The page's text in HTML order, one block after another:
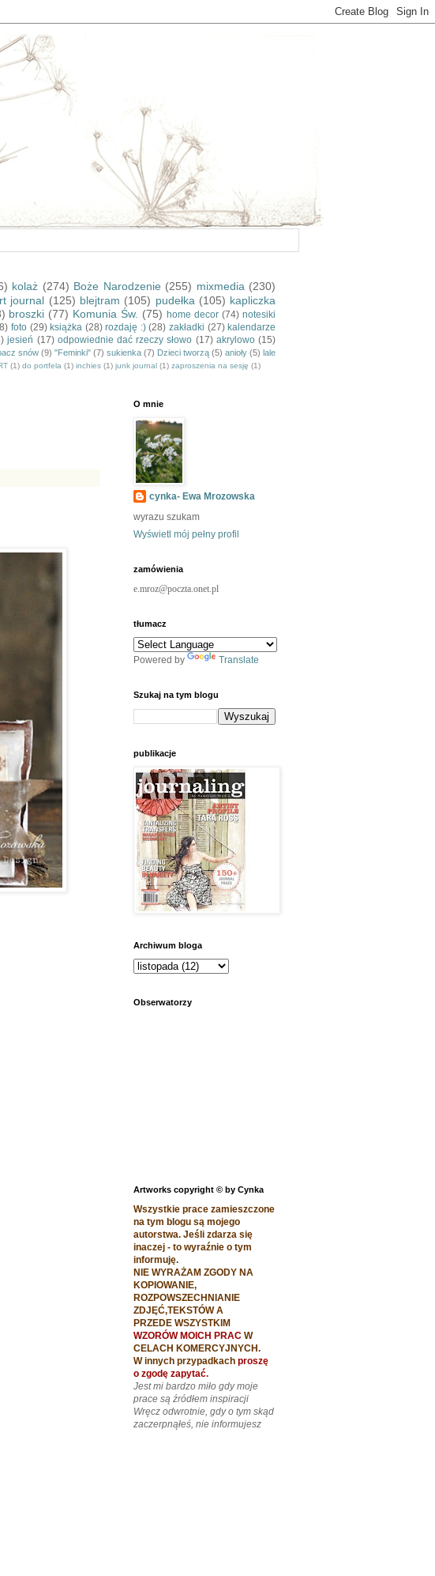
kolaż (274) Boże Narodzenie (255) mixmedia (230)
journal (125) blejtram (105) pudełka (105) kapliczka
broszki (77) Komunia Św. (75) home decor (74) notesiki
foto (29) książka (28) rozdaję :) (28) zakładki (27) kalendarze
jesień (17) odpowiednie dać rzeczy słowo (17) akrylowo (15)
snów (9) "Feminki" (7) sukienka (7) Dzieci tworzą (5) anioły (5) lale
(1) do portfela (1) inchies (1) junk journal (1) zaproszenia na sesję (1)
O mnie
cynka- Ewa Mrozowska
wyrazu szukam
Wyświetl mój pełny profil
zamówienia
e.mroz@poczta.onet.pl
tłumacz
Powered by Translate
Szukaj na tym blogu
publikacje
Archiwum bloga
Obserwatorzy
Artworks copyright © by Cynka
Wszystkie prace zamieszczone
na tym blogu są mojego
autorstwa. Jeśli zdarza się
inaczej - to wyraźnie o tym
informuję.
NIE WYRAŻAM ZGODY NA
KOPIOWANIE,
ROZPOWSZECHNIANIE
ZDJĘĆ,TEKSTÓW A
PRZEDE WSZYSTKIM
WZORÓW MOICH PRAC W
CELACH KOMERCYJNYCH.
W innych przypadkach proszę
o zgodę zapytać.
Jest mi bardzo miło gdy moje
prace są źródłem inspiracji
Wręcz odwrotnie, gdy o tym skąd
zaczerpnąłeś, nie informujesz